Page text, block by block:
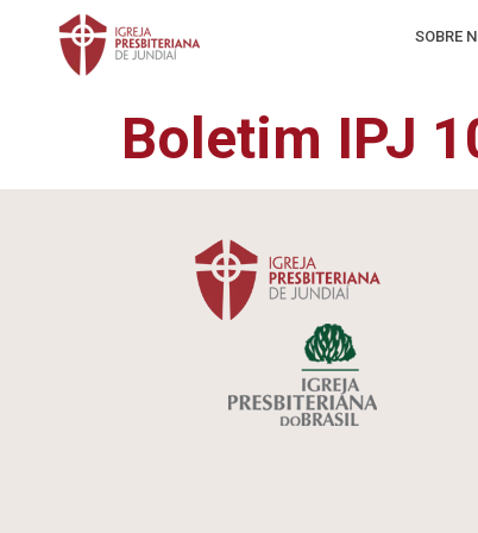
SOBRE
Boletim IPJ